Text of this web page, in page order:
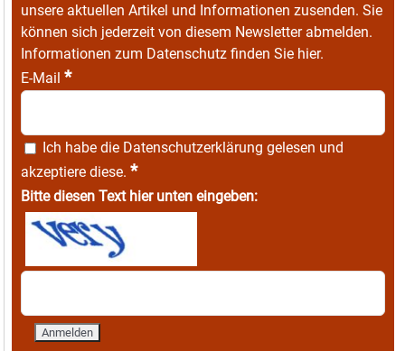
unsere aktuellen Artikel und Informationen zusenden. Sie
können sich jederzeit von diesem Newsletter abmelden.
Informationen zum Datenschutz finden Sie hier.
E-Mail *
Ich habe die Datenschutzerklärung gelesen und
akzeptiere diese. *
Bitte diesen Text hier unten eingeben: